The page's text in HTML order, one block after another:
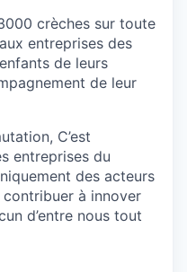
crèches sur toute
entreprises des
de leurs
de leur
C’est
entreprises du
des acteurs
à innover
d’entre nous tout